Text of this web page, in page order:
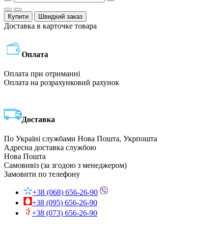
Купити Швидкий заказ
Доставка в карточке товара
Оплата
Оплата при отриманні
Оплата на розрахунковий рахунок
Доставка
По Україні службами Нова Пошта, Укрпошта
Адресна доставка службою
Нова Пошта
Самовивіз (за згодою з менеджером)
Замовити по телефону
+38 (068) 656-26-90
+38 (095) 656-26-90
+38 (073) 656-26-90